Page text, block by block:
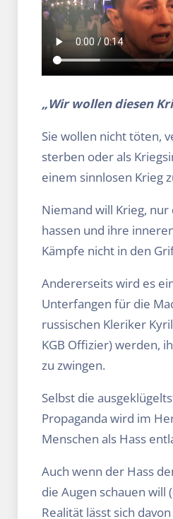
„Wir wollen diesen
Sie wollen nicht töten,
sterben oder als
einem sinnlosen Krieg
Niemand will Krieg,
hassen und ihre
Kämpfe nicht in den
Andererseits wird es
Unterfangen für die
russischen Kleriker
KGB Offizier) werden,
zu zwingen.
Selbst die
Propaganda wird im
Menschen als Hass
Auch wenn der Hass
die Augen schauen will
Realität lässt sich